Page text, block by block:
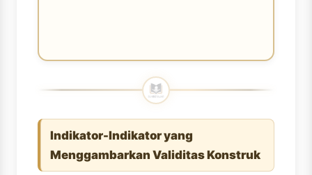
Indikator-Indikator yang
Menggambarkan Validitas Konstruk